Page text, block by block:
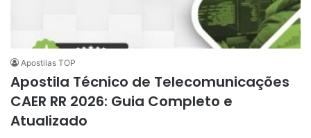
Apostilas TOP
Apostila Técnico de Telecomunicações
CAER RR 2026: Guia Completo e
Atualizado